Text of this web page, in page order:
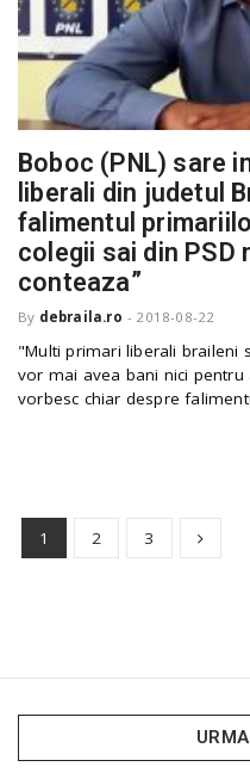
Boboc (PNL) sare
liberali din judetul
falimentul
colegii sai din PSD
conteaza”
By debraila.ro - 2018-08-22
"Multi primari liberali braileni
vor mai avea bani nici
vorbesc chiar despre
1 2 3